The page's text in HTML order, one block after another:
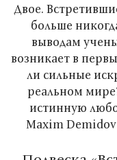
Двое.
больше
выводам
возникает в
ли сильные
реальном
истинную
Maxim